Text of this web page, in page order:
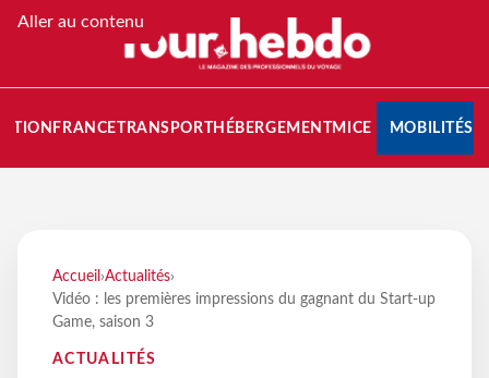
Aller au contenu
FRANCETRANSPORT HÉBERGEMENTMICE MOBILITÉS
Accueil ›Actualités›
Vidéo : les premières impressions du gagnant du Start-up
Game, saison 3
ACTUALITÉS